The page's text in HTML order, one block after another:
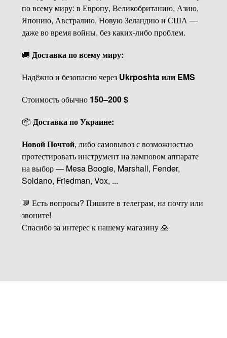
по всему миру: в Европу, Великобританию, Азию,
Японию, Австралию, Новую Зеландию и США —
даже во время войны, без каких-либо проблем.
🚚 Доставка по всему миру:
Надёжно и безопасно через Ukrposhta или EMS
Стоимость обычно 150–200 $
📦 Доставка по Украине:
Новой Почтой, либо самовывоз с возможностью
протестировать инструмент на ламповом аппарате
на выбор — Mesa Boogie, Marshall, Fender,
Soldano, Friedman, Vox, ...
💬 Есть вопросы? Пишите в телеграм, на почту или
звоните!
Спасибо за интерес к нашему магазину 🙏